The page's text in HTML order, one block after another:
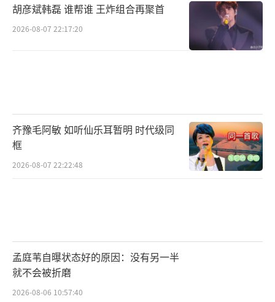
胡彦斌韩磊 谁帮谁 王炸组合再聚首
2026-08-07 22:17:20
齐豫毛阿敏 如听仙乐耳暂明 时代级同
框
2026-08-07 22:22:48
孟庭苇自曝状态好的原因：没有另一半
就不会被折磨
2026-08-06 10:57:40